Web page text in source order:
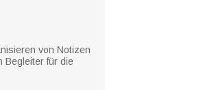
von Notizen
Begleiter für die